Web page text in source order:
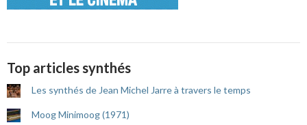
Top articles synthés
Les synthés de Jean Michel Jarre à travers le temps
Moog Minimoog (1971)